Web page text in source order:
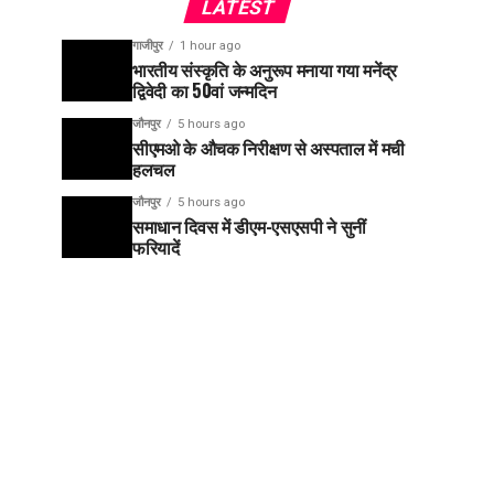
LATEST
गाजीपुर 1 hour ago
भारतीय संस्कृति के अनुरूप मनाया गया मनेंद्र
द्विवेदी का 50वां जन्मदिन
जौनपुर 5 hours ago
सीएमओ के औचक निरीक्षण से अस्पताल में मची
हलचल
जौनपुर 5 hours ago
समाधान दिवस में डीएम-एसएसपी ने सुनीं
फरियादें